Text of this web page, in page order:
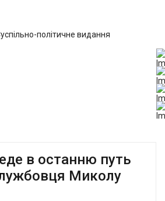
в останню путь
Миколу